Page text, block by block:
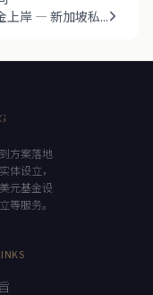
方案落地
体设立，
元基金设